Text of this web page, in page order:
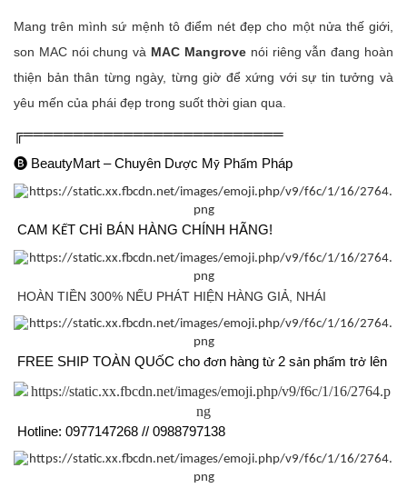
Mang trên mình sứ mệnh tô điểm nét đẹp cho một nửa thế giới,
son MAC nói chung và MAC Mangrove nói riêng vẫn đang hoàn
thiện bản thân từng ngày, từng giờ để xứng với sự tin tưởng và
yêu mến của phái đẹp trong suốt thời gian qua.
╔══════════════════════════
🅑 BeautyMart – Chuyên Dược Mỹ Phẩm Pháp
CAM K ẾT CH BÁN HÀNG CHÍNH HÃNG!
HOÀN TIỀN 300% NẾU PHÁT HIỆN HÀNG GIẢ, NHÁI
FREE SHIP TOÀN QUỐC cho đơn hàng từ 2 sản phẩm trở lên
Hotline: 0977147268 // 0988797138